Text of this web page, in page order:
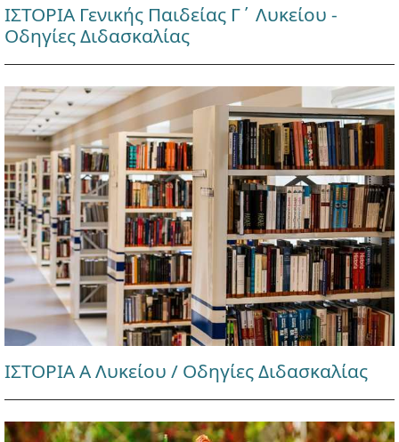
ΙΣΤΟΡΙΑ Γενικής Παιδείας Γ΄ Λυκείου -
Οδηγίες Διδασκαλίας
ΙΣΤΟΡΙΑ Α Λυκείου / Οδηγίες Διδασκαλίας